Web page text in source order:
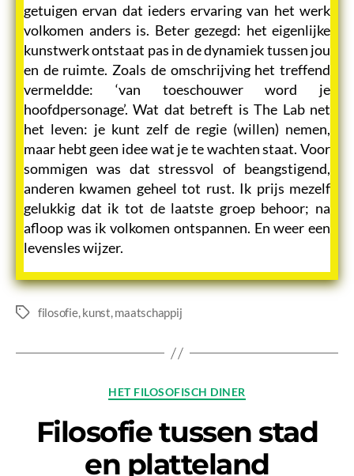
getuigen ervan dat ieders ervaring van het werk
volkomen anders is. Beter gezegd: het eigenlijke
kunstwerk ontstaat pas in de dynamiek tussen jou
en de ruimte. Zoals de omschrijving het treffend
vermeldde: ‘van toeschouwer word je
hoofdpersonage’. Wat dat betreft is The Lab net
het leven: je kunt zelf de regie (willen) nemen,
maar hebt geen idee wat je te wachten staat. Voor
sommigen was dat stressvol of beangstigend,
anderen kwamen geheel tot rust. Ik prijs mezelf
gelukkig dat ik tot de laatste groep behoor; na
afloop was ik volkomen ontspannen. En weer een
levensles wijzer.
Tags filosofie,kunst,maatschappij
Categories
HET FILOSOFISCH DINER
Filosofie tussen stad
en platteland